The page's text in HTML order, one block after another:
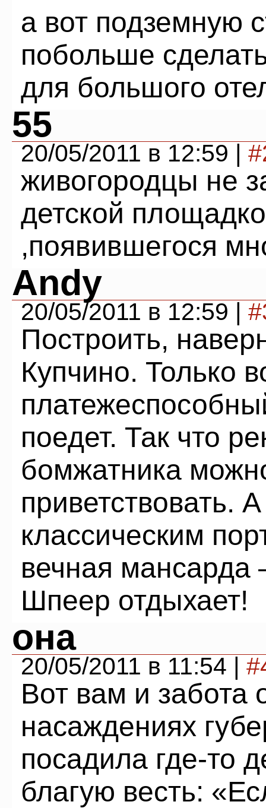
а вот подземную
побольше
для большого
55
20/05/2011 в 12:59 |
живогородцы не
детской
,появившегося
Andy
20/05/2011 в 12:59 |
Построить,
Купчино. Только
поедет. Так что
бомжатника
приветствовать.
классическим
вечная
Шпеер отдыхает!
она
20/05/2011 в 11:54 |
Вот вам и забота
насаждениях
посадила где-то
благую весть: